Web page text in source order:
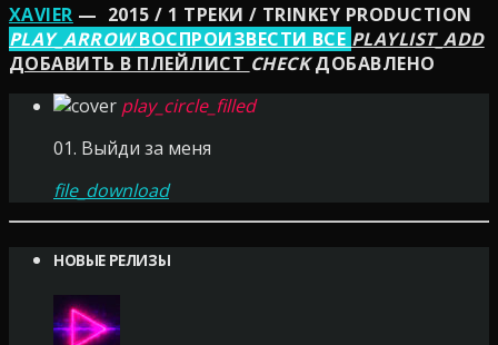
XAVIER — 2015 / 1 ТРЕКИ / TRINKEY PRODUCTION
PLAY_ARROWВОСПРОИЗВЕСТИ ВСЕ PLAYLIST_ADD
ДОБАВИТЬ В ПЛЕЙЛИСТ CHECKДОБАВЛЕНО
play_circle_filled
01. Выйди за меня
file_download
НОВЫЕ РЕЛИЗЫ